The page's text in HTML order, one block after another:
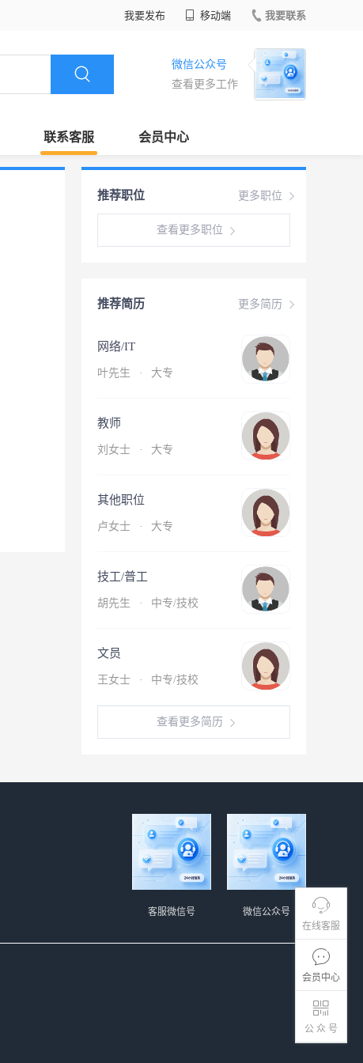
我要发布 移动端 我要联系
微信公众号
查看更多工作
联系客服 会员中心
在线客服
会员中心
公 众 号
更多职位
推荐职位
查看更多职位
更多简历
推荐简历
网络/IT
叶先生 · 大专
教师
刘女士 · 大专
其他职位
卢女士 · 大专
技工/普工
胡先生 · 中专/技校
文员
王女士 · 中专/技校
查看更多简历
微信公众号
客服微信号